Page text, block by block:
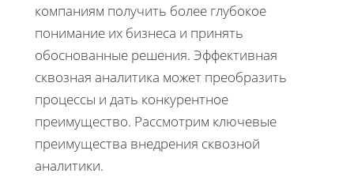
компаниям получить более глубокое
понимание их бизнеса и принять
обоснованные решения. Эффективная
сквозная аналитика может преобразить
процессы и дать конкурентное
преимущество. Рассмотрим ключевые
преимущества внедрения сквозной
аналитики.